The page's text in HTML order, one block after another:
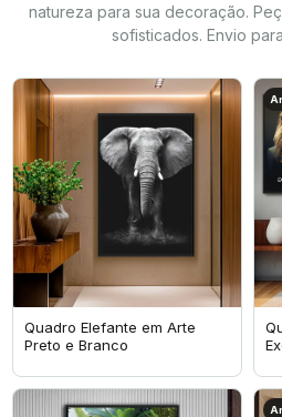
natureza para sua decoração.
sofisticados. Envio
Quadro Elefante em Arte
Preto e Branco